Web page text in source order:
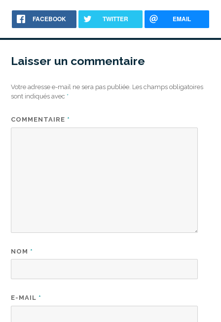
FACEBOOK TWITTER EMAIL
Laisser un commentaire
Votre adresse e-mail ne sera pas publiée. Les champs obligatoires
sont indiqués avec *
COMMENTAIRE *
NOM *
E-MAIL *